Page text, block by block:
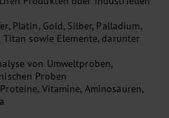
Platin, Gold, Silber, Palladium,
Titan sowie Elemente, darunter
von Umweltproben,
Proben
Vitamine, Aminosäuren,